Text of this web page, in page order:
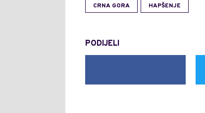
CRNA GORA HAPŠENJE
PODIJELI